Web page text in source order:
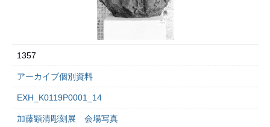
1357
アーカイブ個別資料
EXH_K0119P0001_14
加藤顕清彫刻展 会場写真